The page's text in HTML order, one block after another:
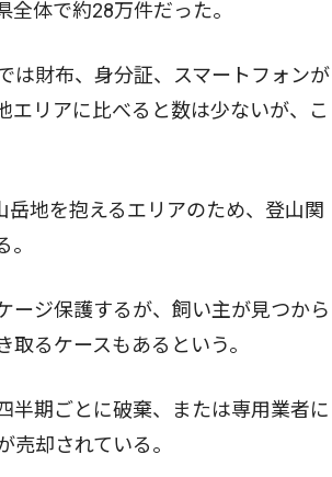
体で約28万件だった。
は財布、身分証、スマートフォンが
エリアに比べると数は少ないが、こ
地を抱えるエリアのため、登山関
ジ保護するが、飼い主が見つから
るケースもあるという。
期ごとに破棄、または専用業者に
却されている。